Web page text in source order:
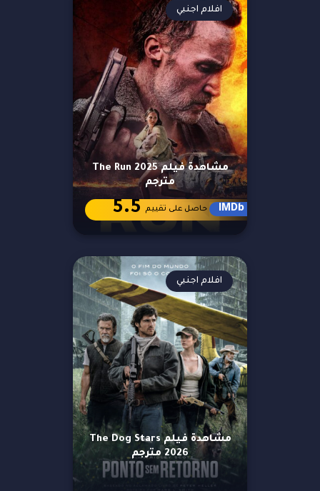
مشاهدة فيلم The Run 2025
مترجم
افلام اجنبي
IMDb حاصل على تقييم 5.5
مشاهدة فيلم The Dog Stars
2026 مترجم
افلام اجنبي